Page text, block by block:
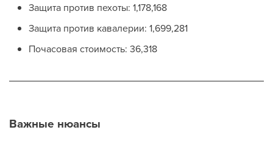
Защита против пехоты: 1,178,168
Защита против кавалерии: 1,699,281
Почасовая стоимость: 36,318
Важные нюансы